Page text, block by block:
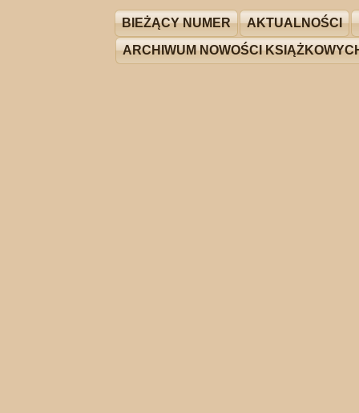
BIEŻĄCY NUMER AKTUALNOŚCI
ARCHIWUM NOWOŚCI